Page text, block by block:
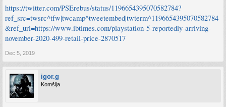
https://twitter.com/PSErebus/status/1196654395070582784?
ref_src=twsrc^tfw|twcamp^tweetembed|twterm^1196654395070582784
&ref_url=https://www.ibtimes.com/playstation-5-reportedly-arriving-
november-2020-499-retail-price-2870517
Dec 5, 2019
igor.g
Komšija